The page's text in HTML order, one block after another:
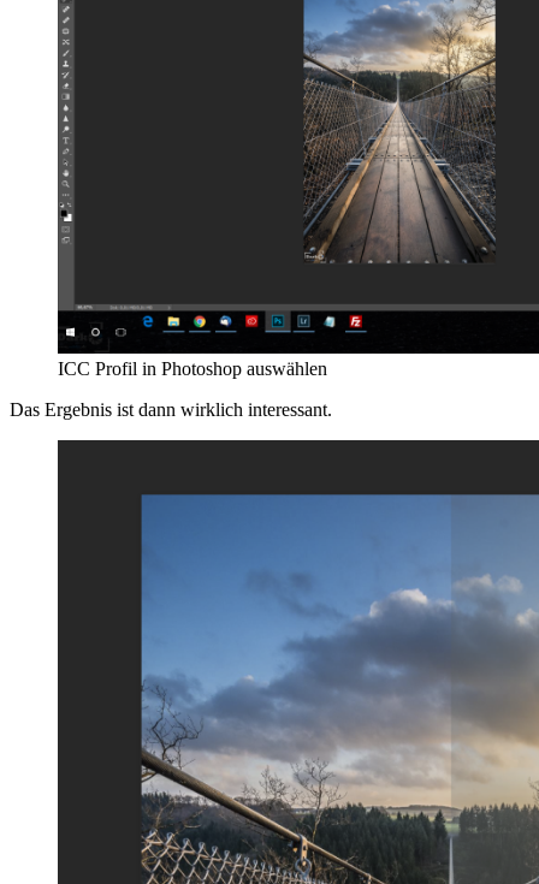
ICC Profil in Photoshop auswählen
Das Ergebnis ist dann wirklich interessant.